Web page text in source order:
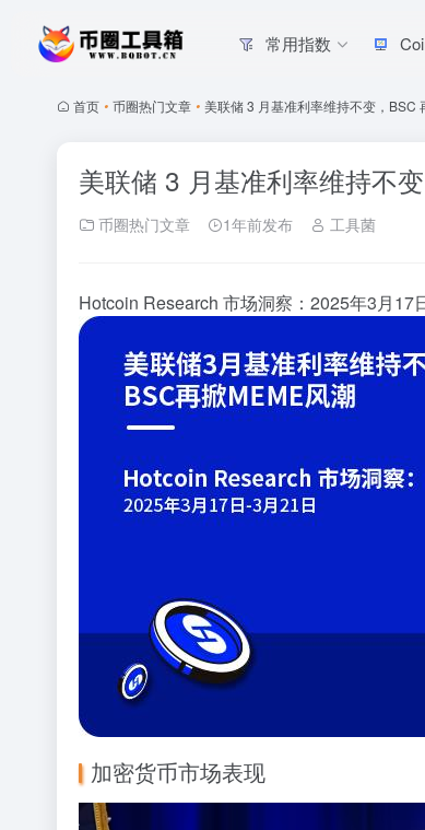
常用指数
首页 • 币圈热门文章 • 美联储 3 月基准利率维持不变，BSC
美联储 3 月基准利率维持不
币圈热门文章 1年前发布 工具菌
Hotcoin Research 市场洞察：2025年3月17
加密货币市场表现